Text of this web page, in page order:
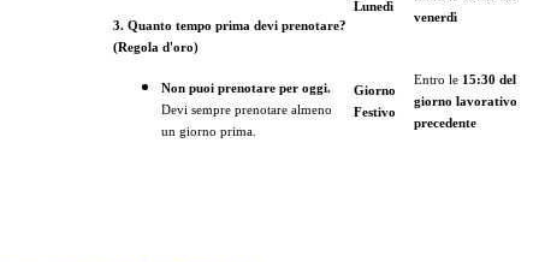
3. Quanto tempo prima devi prenotare?
(Regola d'oro)
Non puoi prenotare per oggi.
Devi sempre prenotare almeno
un giorno prima.
Lunedì
venerdì
Giorno
Festivo
Entro le 15:30 del
giorno lavorativo
precedente